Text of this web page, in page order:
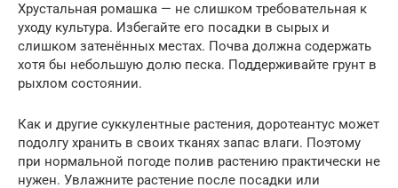
Хрустальная ромашка — не слишком требовательная к
уходу культура. Избегайте его посадки в сырых и
слишком затенённых местах. Почва должна содержать
хотя бы небольшую долю песка. Поддерживайте грунт в
рыхлом состоянии.
Как и другие суккулентные растения, доротеантус может
подолгу хранить в своих тканях запас влаги. Поэтому
при нормальной погоде полив растению практически не
нужен. Увлажните растение после посадки или